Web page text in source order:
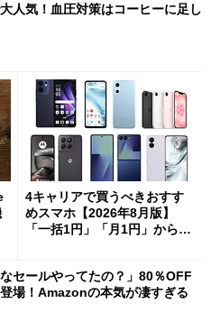
人気！血圧対策はコーヒーに足し
4キャリアで買うべきおすす
めスマホ【2026年8月版】
「一括1円」「月1円」からお
なセールやってたの？」80％OFF
場！Amazonの本気が凄すぎる